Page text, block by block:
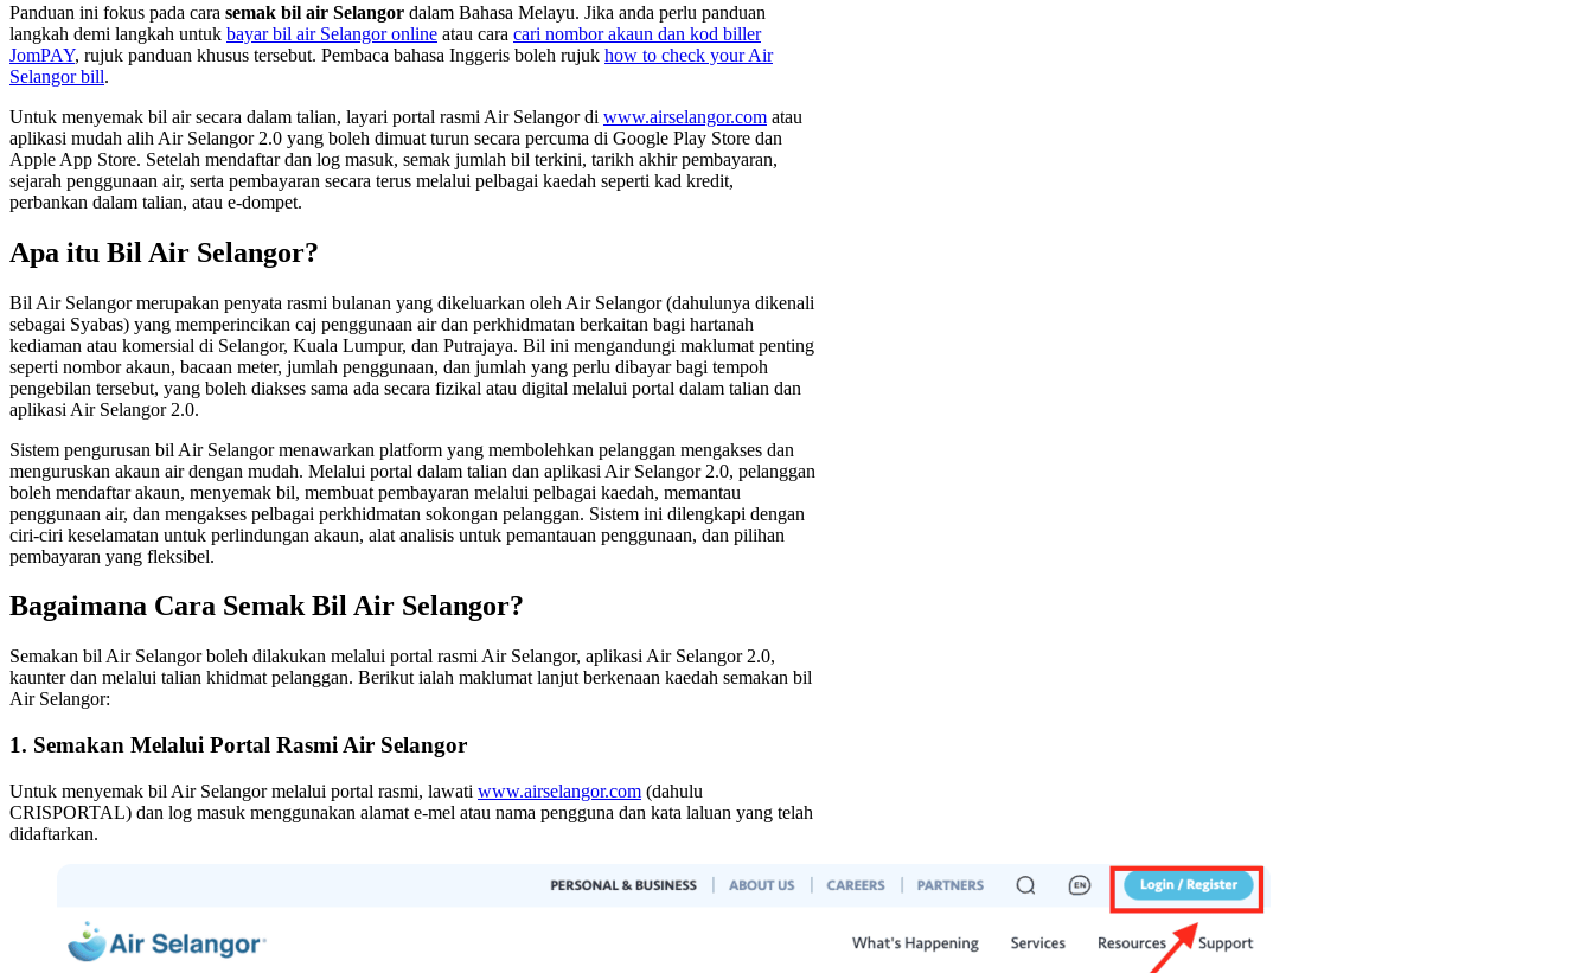
Panduan ini fokus pada cara semak bil air Selangor dalam Bahasa Melayu. Jika anda perlu panduan
langkah demi langkah untuk bayar bil air Selangor online atau cara cari nombor akaun dan kod biller
JomPAY, rujuk panduan khusus tersebut. Pembaca bahasa Inggeris boleh rujuk how to check your Air
Selangor bill.
Untuk menyemak bil air secara dalam talian, layari portal rasmi Air Selangor di www.airselangor.com atau
aplikasi mudah alih Air Selangor 2.0 yang boleh dimuat turun secara percuma di Google Play Store dan
Apple App Store. Setelah mendaftar dan log masuk, semak jumlah bil terkini, tarikh akhir pembayaran,
sejarah penggunaan air, serta pembayaran secara terus melalui pelbagai kaedah seperti kad kredit,
perbankan dalam talian, atau e-dompet.
Apa itu Bil Air Selangor?
Bil Air Selangor merupakan penyata rasmi bulanan yang dikeluarkan oleh Air Selangor (dahulunya dikenali
sebagai Syabas) yang memperincikan caj penggunaan air dan perkhidmatan berkaitan bagi hartanah
kediaman atau komersial di Selangor, Kuala Lumpur, dan Putrajaya. Bil ini mengandungi maklumat penting
seperti nombor akaun, bacaan meter, jumlah penggunaan, dan jumlah yang perlu dibayar bagi tempoh
pengebilan tersebut, yang boleh diakses sama ada secara fizikal atau digital melalui portal dalam talian dan
aplikasi Air Selangor 2.0.
Sistem pengurusan bil Air Selangor menawarkan platform yang membolehkan pelanggan mengakses dan
menguruskan akaun air dengan mudah. Melalui portal dalam talian dan aplikasi Air Selangor 2.0, pelanggan
boleh mendaftar akaun, menyemak bil, membuat pembayaran melalui pelbagai kaedah, memantau
penggunaan air, dan mengakses pelbagai perkhidmatan sokongan pelanggan. Sistem ini dilengkapi dengan
ciri-ciri keselamatan untuk perlindungan akaun, alat analisis untuk pemantauan penggunaan, dan pilihan
pembayaran yang fleksibel.
Bagaimana Cara Semak Bil Air Selangor?
Semakan bil Air Selangor boleh dilakukan melalui portal rasmi Air Selangor, aplikasi Air Selangor 2.0,
kaunter dan melalui talian khidmat pelanggan. Berikut ialah maklumat lanjut berkenaan kaedah semakan bil
Air Selangor:
1. Semakan Melalui Portal Rasmi Air Selangor
Untuk menyemak bil Air Selangor melalui portal rasmi, lawati www.airselangor.com (dahulu
CRISPORTAL) dan log masuk menggunakan alamat e-mel atau nama pengguna dan kata laluan yang telah
didaftarkan.